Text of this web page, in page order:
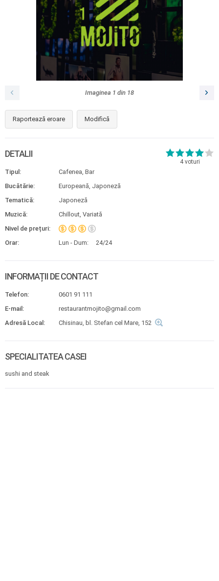
Imaginea 1 din 18
Raportează eroare Modifică
4voturi
DETALII
Tipul:
Cafenea, Bar
Bucătărie:
Europeană, Japoneză
Tematică:
Japoneză
Muzică:
Chillout, Variată
Nivel de prețuri:
Orar:
Lun - Dum: 24/24
INFORMAȚII DE CONTACT
Telefon:
0601 91 111
E-mail:
restaurantmojito@gmail.com
Adresă Local:
Chisinau, bl. Stefan cel Mare, 152
SPECIALITATEA CASEI
sushi and steak